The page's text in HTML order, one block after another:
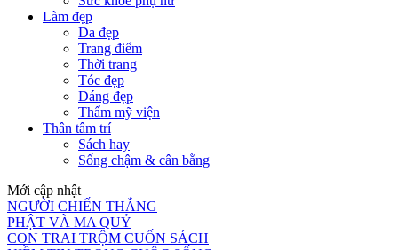
Làm đẹp
Da đẹp
Trang điểm
Thời trang
Tóc đẹp
Dáng đẹp
Thẩm mỹ viện
Thân tâm trí
Sách hay
Sống chậm & cân bằng
Mới cập nhật
NGƯỜI CHIẾN THẮNG
PHẬT VÀ MA QUỶ
CON TRAI TRỘM CUỐN SÁCH